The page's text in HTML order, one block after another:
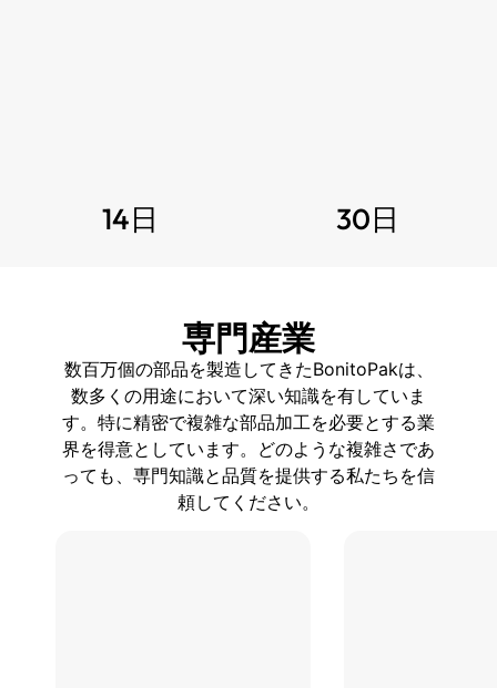
14日 30日
専門産業
数百万個の部品を製造してきたBonitoPakは、
数多くの用途において深い知識を有していま
す。特に精密で複雑な部品加工を必要とする業
界を得意としています。どのような複雑さであ
っても、専門知識と品質を提供する私たちを信
頼してください。